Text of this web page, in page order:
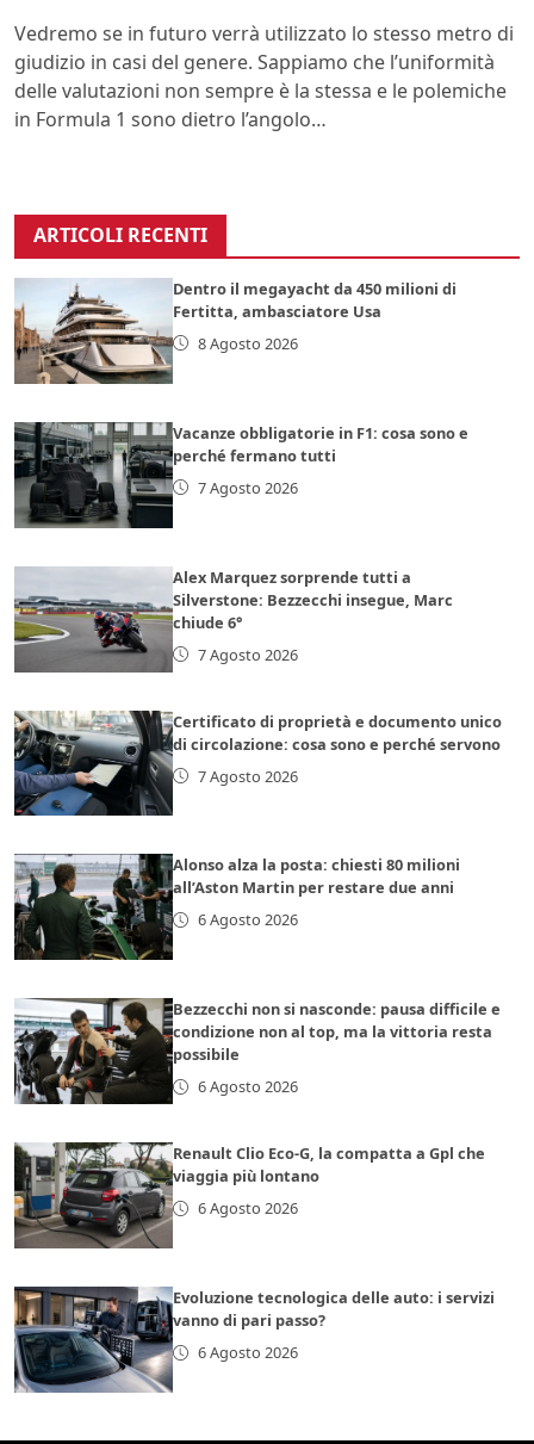
Vedremo se in futuro verrà utilizzato lo stesso metro di
giudizio in casi del genere. Sappiamo che l’uniformità
delle valutazioni non sempre è la stessa e le polemiche
in Formula 1 sono dietro l’angolo…
ARTICOLI RECENTI
Dentro il megayacht da 450 milioni di
Fertitta, ambasciatore Usa
8 Agosto 2026
Vacanze obbligatorie in F1: cosa sono e
perché fermano tutti
7 Agosto 2026
Alex Marquez sorprende tutti a
Silverstone: Bezzecchi insegue, Marc
chiude 6°
7 Agosto 2026
Certificato di proprietà e documento unico
di circolazione: cosa sono e perché servono
7 Agosto 2026
Alonso alza la posta: chiesti 80 milioni
all’Aston Martin per restare due anni
6 Agosto 2026
Bezzecchi non si nasconde: pausa difficile e
condizione non al top, ma la vittoria resta
possibile
6 Agosto 2026
Renault Clio Eco-G, la compatta a Gpl che
viaggia più lontano
6 Agosto 2026
Evoluzione tecnologica delle auto: i servizi
vanno di pari passo?
6 Agosto 2026